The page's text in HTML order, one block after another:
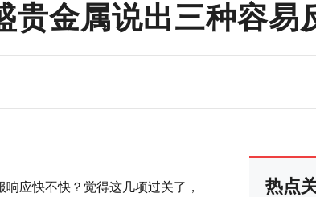
金属说出三种容易
应快不快？觉得这几项过关了，
热点